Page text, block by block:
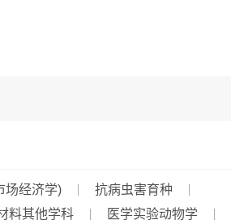
场经济学)
抗病虫害育种
料其他学科 医学实验动物学